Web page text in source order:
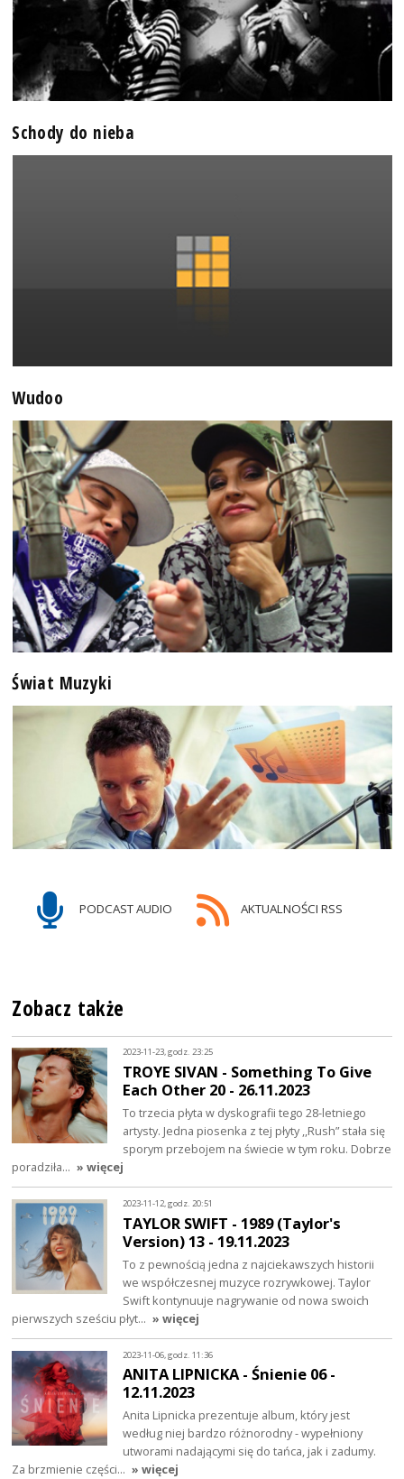
Schody do nieba
Wudoo
Świat Muzyki
PODCAST AUDIO AKTUALNOŚCI RSS
Zobacz także
2023-11-23, godz. 23:25
TROYE SIVAN - Something To Give
Each Other 20 - 26.11.2023
To trzecia płyta w dyskografii tego 28-letniego
artysty. Jedna piosenka z tej płyty ,,Rush” stała się
sporym przebojem na świecie w tym roku. Dobrze
poradziła… » więcej
2023-11-12, godz. 20:51
TAYLOR SWIFT - 1989 (Taylor's
Version) 13 - 19.11.2023
To z pewnością jedna z najciekawszych historii
we współczesnej muzyce rozrywkowej. Taylor
Swift kontynuuje nagrywanie od nowa swoich
pierwszych sześciu płyt… » więcej
2023-11-06, godz. 11:36
ANITA LIPNICKA - Śnienie 06 -
12.11.2023
Anita Lipnicka prezentuje album, który jest
według niej bardzo różnorodny - wypełniony
utworami nadającymi się do tańca, jak i zadumy.
Za brzmienie części… » więcej